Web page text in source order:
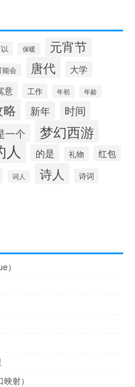
保暖 元宵节
能会 唐代
大学
意 工作 年初 年龄
新年 时间
一个 梦幻西游
人 的是 礼物 红包
词人 诗人 诗词
）
射）